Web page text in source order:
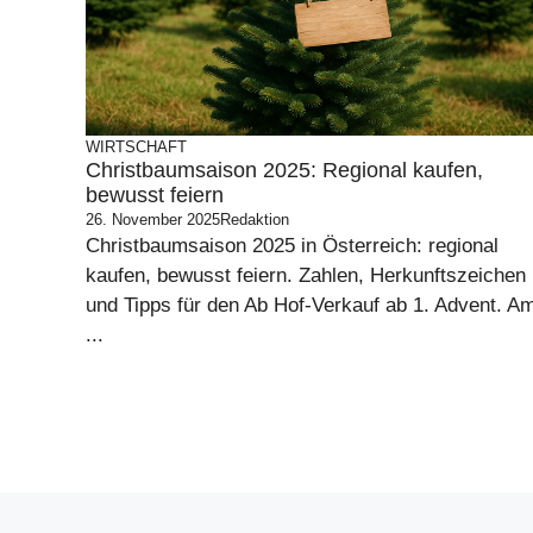
WIRTSCHAFT
Christbaumsaison 2025: Regional kaufen,
bewusst feiern
26. November 2025Redaktion
Christbaumsaison 2025 in Österreich: regional
kaufen, bewusst feiern. Zahlen, Herkunftszeichen
und Tipps für den Ab Hof-Verkauf ab 1. Advent.
...